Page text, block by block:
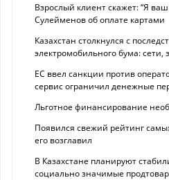
Взрослый клиент скажет: “Я
Сулейменов об оплате картами
Казахстан столкнулся с
электромобильного бума: сети,
ЕС ввел санкции против
сервис ограничил денежные
Льготное финансирование
Появился свежий рейтинг
его возглавил
В Казахстане планируют
социально значимые